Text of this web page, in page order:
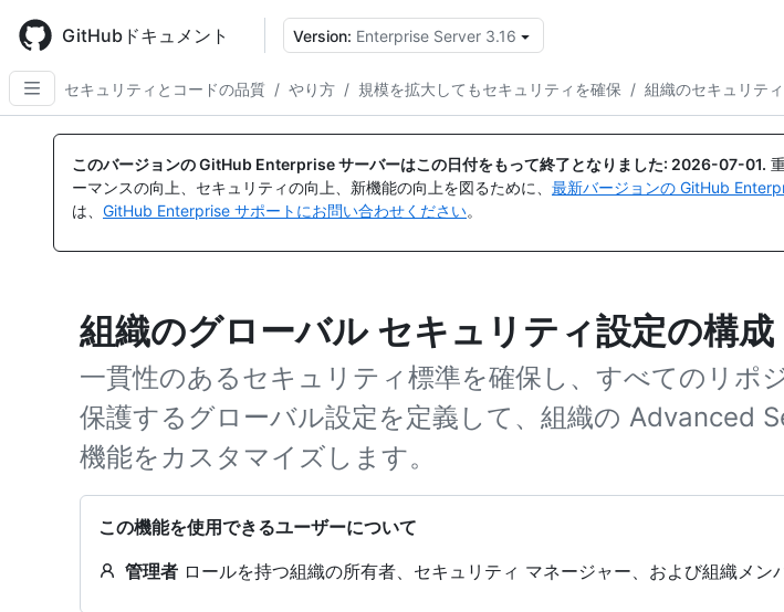
main
content
GitHubドキュメント Version: Enterprise Server 3.16
セキュリティとコードの品質 / やり方 / 規模を拡大してもセキュリティを確保 / 組織のセキュリテ
このバージョンの GitHub Enterprise サーバーはこの日付をもって終了となりました: 2026-07-01.
ーマンスの向上、セキュリティの向上、新機能の向上を図るために、 最新バージョンの GitHub
は、 GitHub Enterprise サポートにお問い合わせください。
組織のグローバル セキュリティ設定の構成
一貫性のあるセキュリティ標準を確保し、すべてのリポ
保護するグローバル設定を定義して、組織の Advanced
機能をカスタマイズします。
この機能を使用できるユーザーについて
管理者 ロールを持つ組織の所有者、セキュリティ マネージャー、および組織メン